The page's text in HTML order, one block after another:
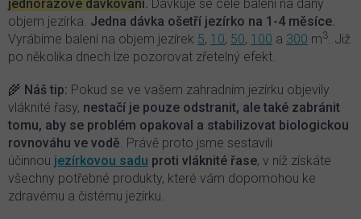
v
k
y
v
p
i
s
u
jednorázové dávkování. Dávkuje se celé balení na daný
objem jezírka. Jedna dávka ošetří jezírko na 1-4 měsíce.
Vyrábíme balení na objem jezírek 5, 10, 50, 100 a 300 m3. Již
po několika dnech lze pozorovat zřetelný efekt.
🌾 Náš tip: Pokud se ve vašem zahradním jezírku objevily
vláknité řasy, nestačí je pouze odstranit, ale také zabránit
tomu, aby se problém opakoval a stabilizovat biologickou
rovnováhu ve vodě. Právě proto jsme sestavili
účinnou jezírkovou sadu proti vláknité řase, v níž získáte
všechny potřebné produkty, které vám dopomohou ke
zdravému a čistému jezírku.